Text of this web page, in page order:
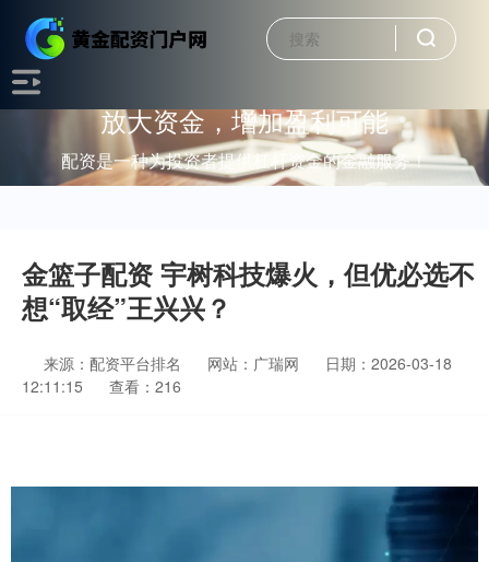
放大资金，增加盈利可能
配资是一种为投资者提供杠杆资金的金融服务！
金篮子配资 宇树科技爆火，但优必选不
想“取经”王兴兴？
来源：配资平台排名 网站：广瑞网
日期：2026-03-18
12:11:15
查看：216